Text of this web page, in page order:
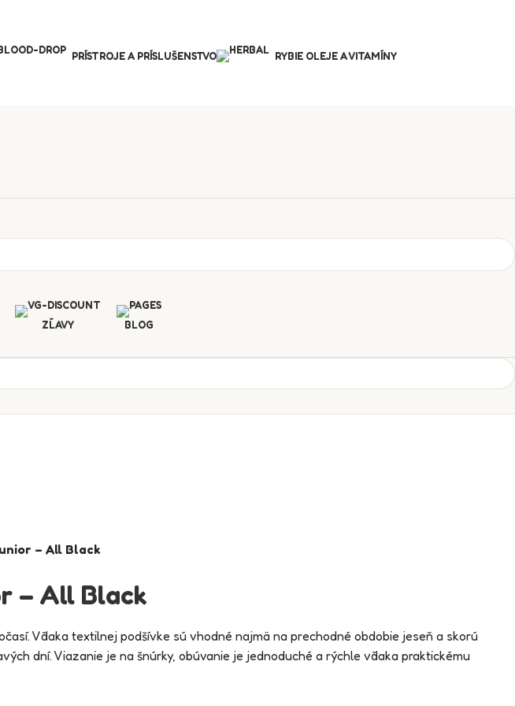
PRÍSTROJE A PRÍSLUŠENSTVO RYBIE OLEJE A VITAMÍNY
ZĽAVY BLOG
– All Black
– All Black
Vďaka textilnej podšívke sú vhodné najmä na prechodné obdobie jeseň a skorú
dní. Viazanie je na šnúrky, obúvanie je jednoduché a rýchle vďaka praktickému